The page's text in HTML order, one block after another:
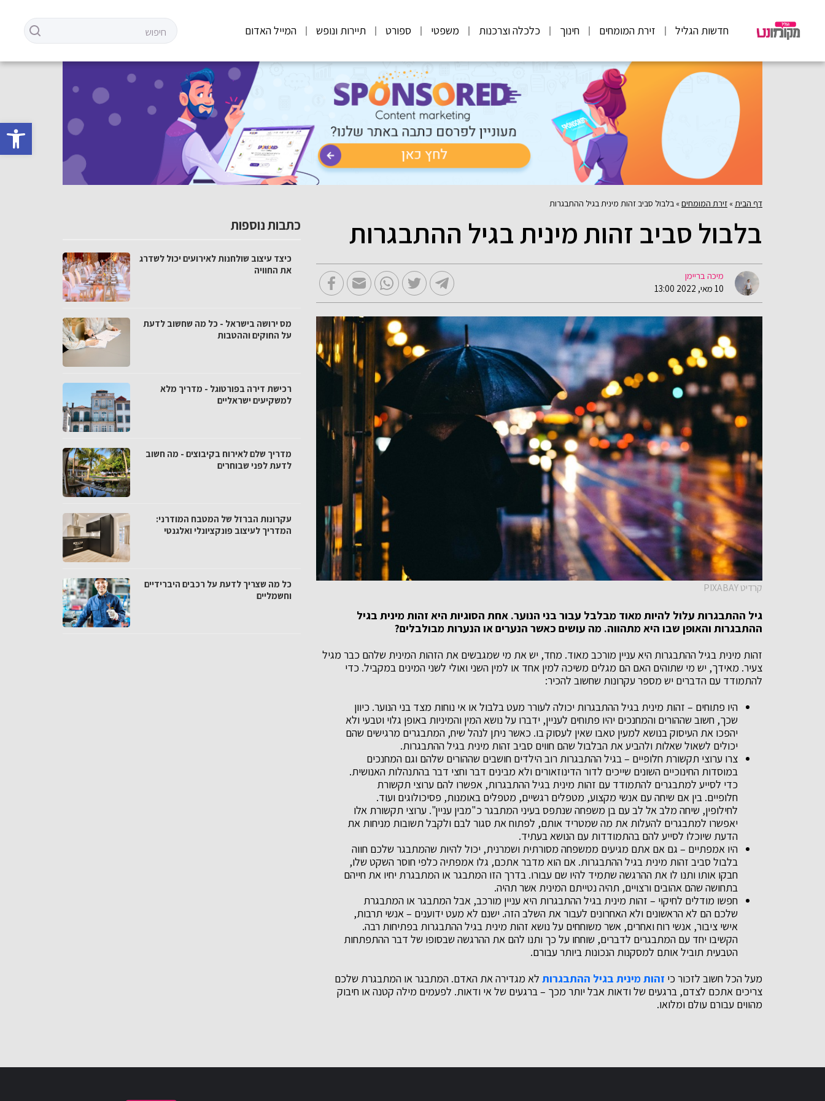
פתח
חדשות הגליל זירת המומחים חינוך כלכלה וצרכנות משפטי ספורט תיירות ונופש המייל האדום
דף הבית » זירת המומחים» בלבול סביב זהות מינית בגיל ההתבגרות
בלבול סביב זהות מינית בגיל ההתבגרות
מיכה בריימן
10 מאי, 2022 13:00
קרדיט PIXABAY
גיל ההתבגרות עלול להיות מאוד מבלבל עבור בני הנוער. אחת הסוגיות היא זהות מינית בגיל
ההתבגרות והאופן שבו היא מתהווה. מה עושים כאשר הנערים או הנערות מבולבלים?
זהות מינית בגיל ההתבגרות היא עניין מורכב מאוד. מחד, יש את מי שמגבשים את הזהות המינית שלהם כבר מגיל
צעיר. מאידך, יש מי שתוהים האם הם מגלים משיכה למין אחד או למין השני ואולי לשני המינים במקביל. כדי
להתמודד עם הדברים יש מספר עקרונות שחשוב להכיר:
היו פתוחים – זהות מינית בגיל ההתבגרות יכולה לעורר מעט בלבול או אי נוחות מצד בני הנוער. כיוון
שכך, חשוב שההורים והמחנכים יהיו פתוחים לעניין, ידברו על נושא המין והמיניות באופן גלוי וטבעי ולא
יהפכו את העיסוק בנושא למעין טאבו שאין לעסוק בו. כאשר ניתן לנהל שיח, המתבגרים מרגישים שהם
יכולים לשאול שאלות ולהביע את הבלבול שהם חווים סביב זהות מינית בגיל ההתבגרות.
צרו ערוצי תקשורת חלופיים – בגיל ההתבגרות רוב הילדים חושבים שההורים שלהם וגם המחנכים
במוסדות החינוכיים השונים שייכים לדור הדינוזאורים ולא מבינים דבר וחצי דבר בהתנהלות האנושית.
כדי לסייע למתבגרים להתמודד עם זהות מינית בגיל ההתבגרות, אפשרו להם ערוצי תקשורת
חלופיים. בין אם שיחה עם אנשי מקצוע, מטפלים רגשיים, מטפלים באומנות, פסיכולוגים ועוד.
לחילופין, שיחה מלב אל לב עם בן משפחה שנתפס בעיני המתבגר כ"מבין עניין". ערוצי תקשורת אלו
יאפשרו למתבגרים להעלות את מה שמטריד אותם, לפתוח את סגור לבם ולקבל תשובות מניחות את
הדעת שיוכלו לסייע להם בהתמודדות עם הנושא בעתיד.
היו אמפתיים – גם אם אתם מגיעים ממשפחה מסורתית ושמרנית, יכול להיות שהמתבגר שלכם חווה
בלבול סביב זהות מינית בגיל ההתבגרות. אם הוא מדבר אתכם, גלו אמפתיה כלפי חוסר השקט שלו,
חבקו אותו ותנו לו את ההרגשה שתמיד להיו שם עבורו. בדרך הזו המתבגר או המתבגרת יחיו את חייהם
בתחושה שהם אהובים ורצויים, תהיה נטייתם המינית אשר תהיה.
חפשו מודלים לחיקוי – זהות מינית בגיל ההתבגרות היא עניין מורכב, אבל המתבגר או המתבגרת
שלכם הם לא הראשונים ולא האחרונים לעבור את השלב הזה. ישנם לא מעט ידוענים – אנשי תרבות,
אישי ציבור, אנשי רוח ואחרים, אשר משוחחים על נושא זהות מינית בגיל ההתבגרות בפתיחות רבה.
הקשיבו יחד עם המתבגרים לדברים, שוחחו על כך ותנו להם את ההרגשה שבסופו של דבר ההתפתחות
הטבעית תוביל אותם למסקנות הנכונות ביותר עבורם.
מעל הכל חשוב לזכור כי זהות מינית בגיל ההתבגרות לא מגדירה את האדם. המתבגר או המתבגרת שלכם
צריכים אתכם לצדם, ברגעים של ודאות אבל יותר מכך – ברגעים של אי ודאות. לפעמים מילה קטנה או חיבוק
מהווים עבורם עולם ומלואו.
כתבות נוספות
כיצד עיצוב שולחנות לאירועים יכול לשדרג
את החוויה
מס ירושה בישראל - כל מה שחשוב לדעת
על החוקים וההטבות
רכישת דירה בפורטוגל - מדריך מלא
למשקיעים ישראליים
מדריך שלם לאירוח בקיבוצים - מה חשוב
לדעת לפני שבוחרים
עקרונות הברזל של המטבח המודרני:
המדריך לעיצוב פונקציונלי ואלגנטי
כל מה שצריך לדעת על רכבים היברידיים
וחשמליים